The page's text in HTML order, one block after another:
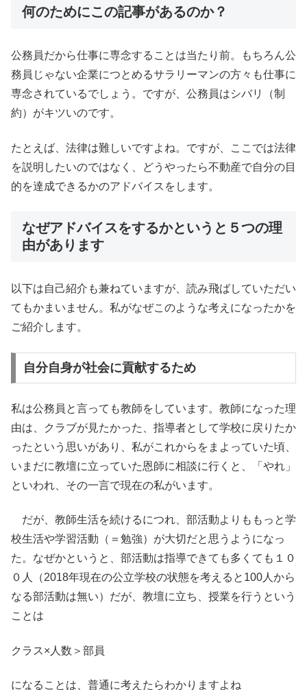
何のためにこの記事があるのか？
公務員だから仕事に専念することは当たり前。もちろん公
務員じゃない企業につとめるサラリーマンの方々も仕事に
専念されているでしょう。ですが、公務員はシバリ（制
約）がキツいのです。
たとえば、法律は難しいですよね。ですが、ここでは法律
を説明したいのではなく、どうやったら不動産で自分の目
的を達成できるかのアドバイスをします。
なぜアドバイスをするかというと５つの理
由があります
以下は自己紹介も兼ねていますが、読み飛ばしていただい
てもかまいません。私がなぜこのような考えになったかを
ご紹介します。
自分自身が社会に貢献するため
私は公務員と言っても教師をしています。教師になった理
由は、クラブが見たかった、指導者として学校に戻りたか
ったという思いがあり、私がこれからをまよっていた頃、
いまだに教壇に立っていた恩師に相談に行くと、「やれ」
といわれ、その一言で現在の私がいます。
だが、教師生活を続けるにつれ、部活動よりももっと学
校生活や学習活動（＝勉強）が大切だと思うようになっ
た。なぜかというと、部活動は指導できても多くても１０
０人（2018年現在の公立学校の状態を考えると100人から
なる部活動は無い）だが、教壇に立ち、授業を行うという
ことは
クラス×人数＞部員
になることは、普通に考えたらわかりますよね